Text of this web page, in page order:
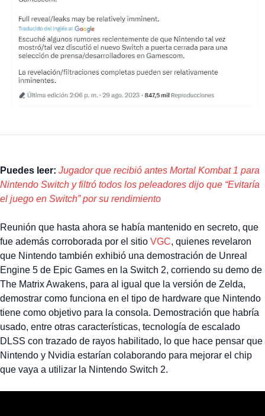
Puedes leer: Jugador que recibió antes Mortal Kombat 1 para
Nintendo Switch y filtró todos los peleadores dijo que “Evitaría
el juego en Switch” por su rendimiento
Reunión que hasta ahora se había mantenido en secreto, que
fue además corroborada por el sitio VGC, quienes revelaron
que Nintendo también exhibió una demostración de Unreal
Engine 5 de Epic Games en la Switch 2, corriendo su demo de
The Matrix Awakens, para al igual que la versión de Zelda,
demostrar como funciona en el tipo de hardware que Nintendo
tiene como objetivo para la consola. Demostración que habría
usado, entre otras características, tecnología de escalado
DLSS con trazado de rayos habilitado, lo que hace pensar que
Nintendo y Nvidia estarían colaborando para mejorar el chip
que vaya a utilizar la Nintendo Switch 2.